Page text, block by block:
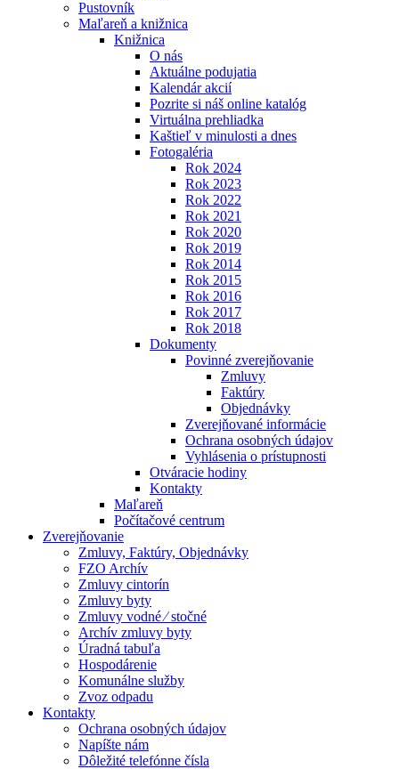
Pustovník
Maľareň a knižnica
Knižnica
O nás
Aktuálne podujatia
Kalendár akcií
Pozrite si náš online katalóg
Virtuálna prehliadka
Kaštieľ v minulosti a dnes
Fotogaléria
Rok 2024
Rok 2023
Rok 2022
Rok 2021
Rok 2020
Rok 2019
Rok 2014
Rok 2015
Rok 2016
Rok 2017
Rok 2018
Dokumenty
Povinné zverejňovanie
Zmluvy
Faktúry
Objednávky
Zverejňované informácie
Ochrana osobných údajov
Vyhlásenia o prístupnosti
Otváracie hodiny
Kontakty
Maľareň
Počítačové centrum
Zverejňovanie
Zmluvy, Faktúry, Objednávky
FZO Archív
Zmluvy cintorín
Zmluvy byty
Zmluvy vodné ⁄ stočné
Archív zmluvy byty
Úradná tabuľa
Hospodárenie
Komunálne služby
Zvoz odpadu
Kontakty
Ochrana osobných údajov
Napíšte nám
Dôležité telefónne čísla